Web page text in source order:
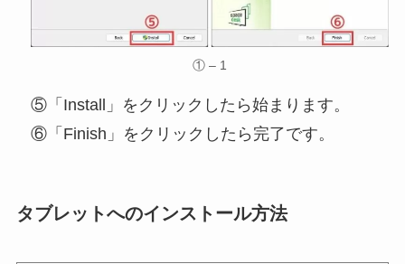
① – 1
⑤「Install」をクリックしたら始まります。
⑥「Finish」をクリックしたら完了です。
タブレットへのインストール方法